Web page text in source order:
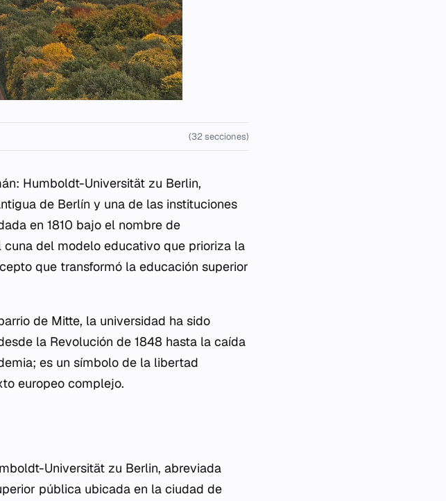
(32 secciones)
Humboldt-Universität zu Berlin,
de Berlín y una de las instituciones
en 1810 bajo el nombre de
del modelo educativo que prioriza la
que transformó la educación superior
de Mitte, la universidad ha sido
la Revolución de 1848 hasta la caída
es un símbolo de la libertad
europeo complejo.
Universität zu Berlin, abreviada
pública ubicada en la ciudad de